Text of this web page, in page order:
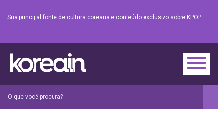
Sua principal fonte de cultura coreana e conteúdo exclusivo sobre KPOP.